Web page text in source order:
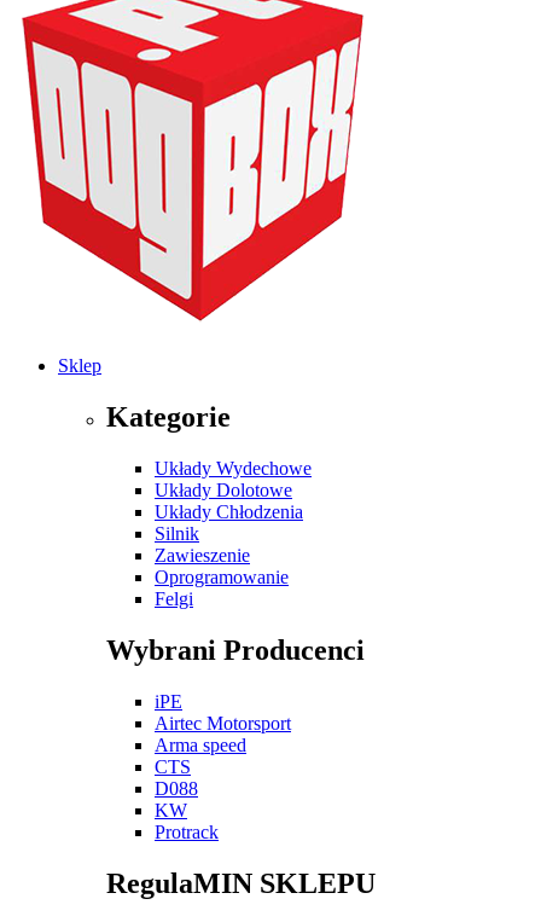
Sklep
Kategorie
Układy Wydechowe
Układy Dolotowe
Układy Chłodzenia
Silnik
Zawieszenie
Oprogramowanie
Felgi
Wybrani Producenci
iPE
Airtec Motorsport
Arma speed
CTS
D088
KW
Protrack
RegulaMIN SKLEPU